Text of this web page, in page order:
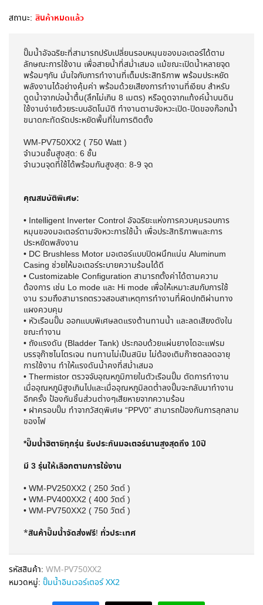
สถานะ: สินค้าหมดแล้ว
ปั๊มน้ำอัจฉริยะที่สามารถปรับเปลี่ยนรอบหมุนของมอเตอร์ได้ตาม
ลักษณะการใช้งาน เพื่อสายน้ำที่สม่ำเสมอ แม้ขณะเปิดน้ำหลายจุด
พร้อมๆกัน มั่นใจกับการทำงานที่เต็มประสิทธิภาพ พร้อมประหยัด
พลังงานได้อย่างคุ้มค่า พร้อมด้วยเสียงการทำงานที่เงียบ สำหรับ
ดูดน้ำจากบ่อน้ำตื้น(ลึกไม่เกิน 8 เมตร) หรือดูดจากแท้งค์น้ำบนดิน
ใช้งานง่ายด้วยระบบอัตโนมัติ ทำงานตามจังหวะเปิด-ปิดของก๊อกน้ำ
ขนาดกะทัดรัดประหยัดพื้นที่ในการติดตั้ง
WM-PV750XX2 ( 750 Watt )
จำนวนชั้นสูงสุด: 6 ชั้น
จำนวนจุดที่ใช้ได้พร้อมกันสูงสุด: 8-9 จุด
คุณสมบัติพิเศษ:
• Intelligent Inverter Control อัจฉริยะแห่งการควบคุมรอบการ
หมุนของมอเตอร์ตามจังหวะการใช้น้ำ เพื่อประสิทธิภาพและการ
ประหยัดพลังงาน
• DC Brushless Motor มอเตอร์แบบปิดผนึกแน่น Aluminum
Casing ช่วยให้มอเตอร์ระบายความร้อนได้ดี
• Customizable Configuration สามารถตั้งค่าได้ตามความ
ต้องการ เช่น Lo mode และ Hi mode เพื่อให้เหมาะสมกับการใช้
งาน รวมถึงสามารถตรวจสอบสาเหตุการทำงานที่ผิดปกติผ่านทาง
แผงควบคุม
• หัวเรือนปั๊ม ออกแบบพิเศษลดแรงต้านทานน้ำ และลดเสียงดังใน
ขณะทำงาน
• ถังแรงดัน (Bladder Tank) ประกอบด้วยแผ่นยางไดอะแฟรม
บรรจุก๊าซไนโตรเจน ทนทานไม่เป็นสนิม ไม่ต้องเติมก๊าซตลอดอายุ
การใช้งาน ทำให้แรงดันน้ำคงที่สม่ำเสมอ
• Thermistor ตรวจจับอุณหภูมิภายในตัวเรือนปั๊ม ตัดการทำงาน
เมื่ออุณหภูมิสูงเกินไปและเมื่ออุณหภูมิลดต่ำลงปั๊มจะกลับมาทำงาน
อีกครั้ง ป้องกันชิ้นส่วนต่างๆเสียหายจากความร้อน
• ฝาครอบปั๊ม ทำจากวัสดุพิเศษ “PPV0” สามารถป้องกันการลุกลาม
ของไฟ
*ปั๊มน้ำฮิตาชิทุกรุ่น รับประกันมอเตอร์นานสูงสุดถึง 10ปี
มี 3 รุ่นให้เลือกตามการใช้งาน
• WM-PV250XX2 ( 250 วัตต์ )
• WM-PV400XX2 ( 400 วัตต์ )
• WM-PV750XX2 ( 750 วัตต์ )
*สินค้าปั๊มน้ำจัดส่งฟรี! ทั่วประเทศ
รหัสสินค้า: WM-PV750XX2
หมวดหมู่: ปั๊มน้ำอินเวอร์เตอร์ XX2